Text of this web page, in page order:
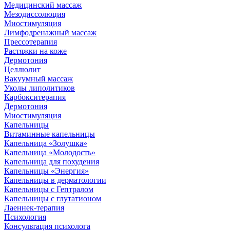
Медицинский массаж
Мезодиссолюция
Миостимуляция
Лимфодренажный массаж
Прессотерапия
Растяжки на коже
Дермотония
Целлюлит
Вакуумный массаж
Уколы липолитиков
Карбокситерапия
Дермотония
Миостимуляция
Капельницы
Витаминные капельницы
Капельница «Золушка»
Капельница «Молодость»
Капельница для похудения
Капельницы «Энергия»
Капельницы в дерматологии
Капельницы с Гептралом
Капельницы с глутатионом
Лаеннек-терапия
Психология
Консультация психолога